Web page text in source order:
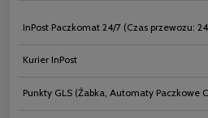
InPost Paczkomat 24/7 (Czas przewozu:
Kurier InPost
Punkty GLS (Żabka, Automaty Paczkowe